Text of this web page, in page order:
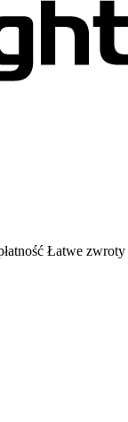
Łatwe zwroty